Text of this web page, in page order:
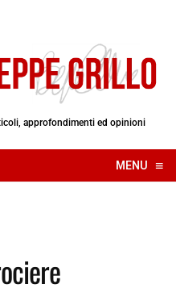
approfondimenti ed opinioni
MENU ≡
☰